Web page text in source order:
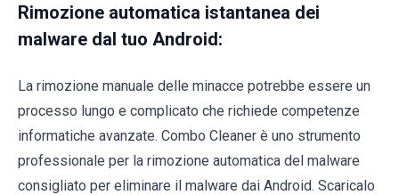
Rimozione automatica istantanea dei
malware dal tuo Android:
La rimozione manuale delle minacce potrebbe essere un
processo lungo e complicato che richiede competenze
informatiche avanzate. Combo Cleaner è uno strumento
professionale per la rimozione automatica del malware
consigliato per eliminare il malware dai Android. Scaricalo